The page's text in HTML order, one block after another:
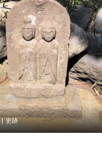
史跡